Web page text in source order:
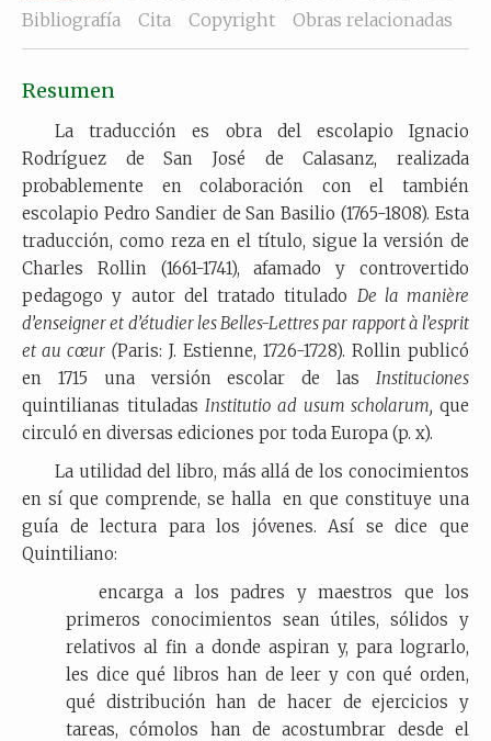
Bibliografía
Cita Copyright Obras relacionadas
Resumen
La traducción es obra del escolapio Ignacio
Rodríguez de San José de Calasanz, realizada
probablemente en colaboración con el también
escolapio Pedro Sandier de San Basilio (1765-1808). Esta
traducción, como reza en el título, sigue la versión de
Charles Rollin (1661-1741), afamado y controvertido
pedagogo y autor del tratado titulado De la manière
d’enseigner et d’étudier les Belles-Lettres par rapport à l’esprit
et au cœur (Paris: J. Estienne, 1726-1728). Rollin publicó
en 1715 una versión escolar de las Instituciones
quintilianas tituladas Institutio ad usum scholarum,que
circuló en diversas ediciones por toda Europa (p. x).
La utilidad del libro, más allá de los conocimientos
en sí que comprende, se halla en que constituye una
guía de lectura para los jóvenes. Así se dice que
Quintiliano:
encarga a los padres y maestros que los
primeros conocimientos sean útiles, sólidos y
relativos al fin a donde aspiran y, para lograrlo,
les dice qué libros han de leer y con qué orden,
qué distribución han de hacer de ejercicios y
tareas, cómolos han de acostumbrar desde el